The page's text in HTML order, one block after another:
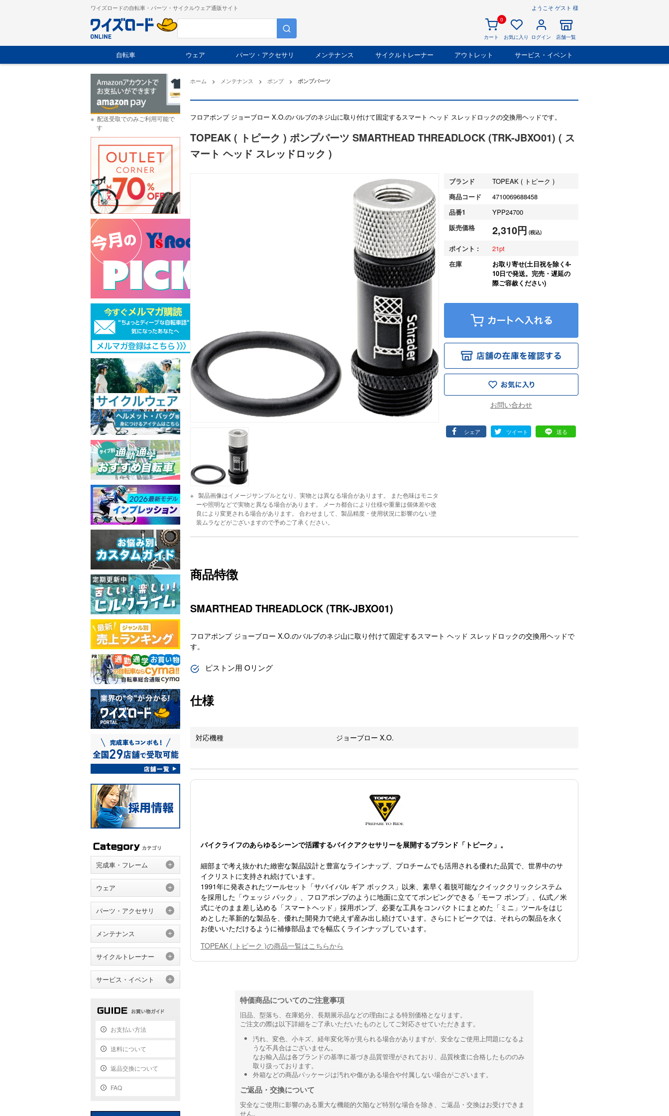
ワイズロードの自転車・パーツ・サイクルウェア通販サイト ようこそ ゲスト 様
0
カート お気に入り ログイン 店舗一覧
自転車 ウェア パーツ・アクセサリ メンテナンス サイクルトレーナー アウトレット サービス・イベント
ホーム > メンテナンス > ポンプ > ポンプパーツ
フロアポンプ ジョーブロー X.O.のバルブのネジ山に取り付けて固定するスマート ヘッド スレッドロックの交換用ヘッドです。
TOPEAK ( トピーク ) ポンプパーツ SMARTHEAD THREADLOCK (TRK-JBXO01) ( ス
マート ヘッド スレッドロック )
製品画像はイメージサンプルとなり、実物とは異なる場合があります。 また色味はモニタ
ーや照明などで実物と異なる場合があります。 メーカ都合により仕様や重量は個体差や改
良により変更される場合があります。 合わせまして、製品精度・使用状況に影響のない塗
装ムラなどがございますので予めご了承ください。
ブランド
TOPEAK ( トピーク )
商品コード
4710069688458
品番1
YPP24700
販売価格
2,310円 (税込)
ポイント :
21
在庫
お取り寄せ(土日祝を除く4-
10日で発送。完売・遅延の
際ご容赦ください)
シェア ツイート 送る
商品特徴
SMARTHEAD THREADLOCK (TRK-JBXO01)
フロアポンプ ジョーブロー X.O.のバルブのネジ山に取り付けて固定するスマート ヘッド スレッドロックの交換用ヘッドで
す。
ピストン用 Oリング
仕様
対応機種 ジョーブロー X.O.
バイクライフのあらゆるシーンで活躍するバイクアクセサリーを展開するブランド「トピーク」。
細部まで考え抜かれた緻密な製品設計と豊富なラインナップ、プロチームでも活用される優れた品質で、世界中のサ
イクリストに支持され続けています。
1991年に発表されたツールセット「サバイバル ギア ボックス」以来、素早く着脱可能なクイッククリックシステム
を採用した「ウェッジ パック」、フロアポンプのように地面に立ててポンピングできる「モーフ ポンプ」、仏式／米
式にそのまま差し込める「スマートヘッド」採用ポンプ、必要な工具をコンパクトにまとめた「ミニ」ツールをはじ
めとした革新的な製品を、優れた開発力で絶えず産み出し続けています。さらにトピークでは、それらの製品を永く
お使いいただけるように補修部品までを幅広くラインナップしています。
TOPEAK ( トピーク )の商品一覧はこちらから
特価商品についてのご注意事項
旧品、型落ち、在庫処分、長期展示品などの理由による特別価格となります。
ご注文の際は以下詳細をご了承いただいたものとしてご対応させていただきます。
汚れ、変色、小キズ、経年変化等が見られる場合がありますが、安全なご使用上問題になるよ
うな不具合はございません。
なお輸入品は各ブランドの基準に基づき品質管理がされており、品質検査に合格したもののみ
取り扱っております。
外箱などの商品パッケージは汚れや傷がある場合や付属しない場合がございます。
ご返品・交換について
安全なご使用に影響のある重大な機能的欠陥など特別な場合を除き、ご返品・交換はお受けできま
せん。
配送受取でのみご利用可能で
す
完成車・フレーム
ウェア
パーツ・アクセサリ
メンテナンス
サイクルトレーナー
サービス・イベント
お支払い方法
送料について
返品交換について
FAQ